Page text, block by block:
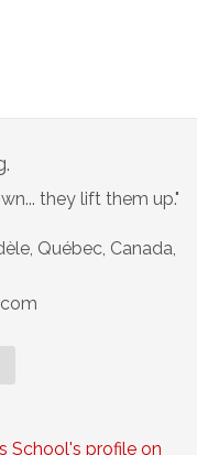
they lift them up."
Québec, Canada,
School's profile on